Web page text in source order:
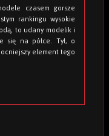
czasem gorsze
rankingu wysokie
to udany modelik i
się na półce. Tył, o
element tego